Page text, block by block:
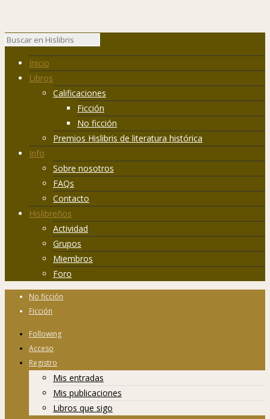
Inicio
Libros
Calificaciones
Ficción
No ficción
Premios Hislibris de literatura histórica
Info
Sobre nosotros
FAQs
Contacto
Hislibreños
Actividad
Grupos
Miembros
Foro
No ficción
Ficción
Following
Acceso
Registro
Mis entradas
Mis publicaciones
Libros que sigo